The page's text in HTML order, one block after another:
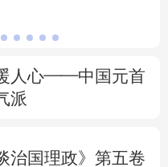
云南
人心——中国元首
派
治国理政》第五卷